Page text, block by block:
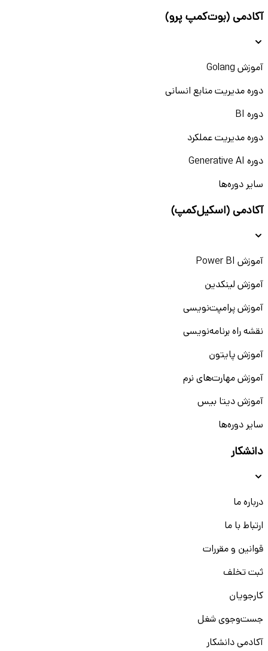
آکادمی (بوت‌کمپ پرو)
آموزش Golang
دوره مدیریت منابع انسانی
دوره BI
دوره مدیریت عملکرد
دوره Generative AI
سایر دوره‌ها
آکادمی (اسکیل‌کمپ)
آموزش Power BI
آموزش لینکدین
آموزش پرامپت‌نویسی
نقشه راه برنامه‌نویسی
آموزش پایتون
آموزش مهارت‌های نرم
آموزش دیتا بیس
سایر دوره‌ها
دانشکار
درباره ما
ارتباط با ما
قوانین و مقررات
ثبت تخلف
کارجویان
جست‌و‌جوی شغل
آکادمی دانشکار